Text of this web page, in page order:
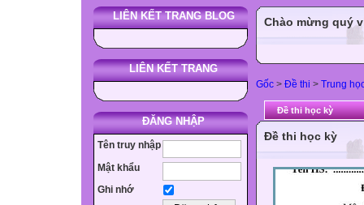
LIÊN KẾT TRANG BLOG
LIÊN KẾT TRANG
ĐĂNG NHẬP
Tên truy nhập
Mật khẩu
Ghi nhớ
Chào mừng quý
Gốc > Đề thi > Trung
Đề thi học kỳ
Đề thi học kỳ